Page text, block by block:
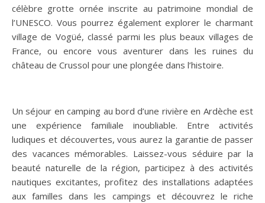
célèbre grotte ornée inscrite au patrimoine mondial de
l’UNESCO. Vous pourrez également explorer le charmant
village de Vogüé, classé parmi les plus beaux villages de
France, ou encore vous aventurer dans les ruines du
château de Crussol pour une plongée dans l’histoire.
Un séjour en camping au bord d’une rivière en Ardèche est
une expérience familiale inoubliable. Entre activités
ludiques et découvertes, vous aurez la garantie de passer
des vacances mémorables. Laissez-vous séduire par la
beauté naturelle de la région, participez à des activités
nautiques excitantes, profitez des installations adaptées
aux familles dans les campings et découvrez le riche